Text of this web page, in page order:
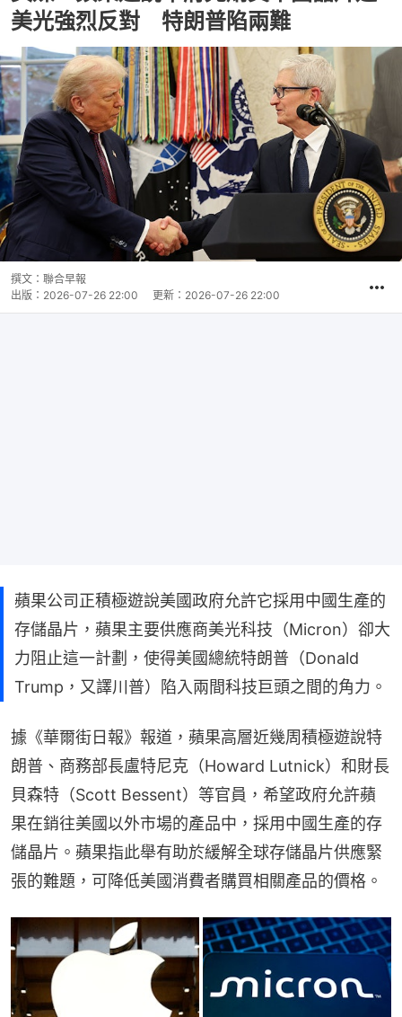
美光強烈反對 特朗普陷兩難
撰文： 聯合早報
出版： 2026-07-26 22:00 更新： 2026-07-26 22:00
蘋果公司正積極遊說美國政府允許它採用中國生產的
存儲晶片，蘋果主要供應商美光科技（Micron）卻大
力阻止這一計劃，使得美國總統特朗普（Donald
Trump，又譯川普）陷入兩間科技巨頭之間的角力。
據《華爾街日報》報道，蘋果高層近幾周積極遊說特
朗普、商務部長盧特尼克（Howard Lutnick）和財長
貝森特（Scott Bessent）等官員，希望政府允許蘋
果在銷往美國以外市場的產品中，採用中國生產的存
儲晶片。蘋果指此舉有助於緩解全球存儲晶片供應緊
張的難題，可降低美國消費者購買相關產品的價格。